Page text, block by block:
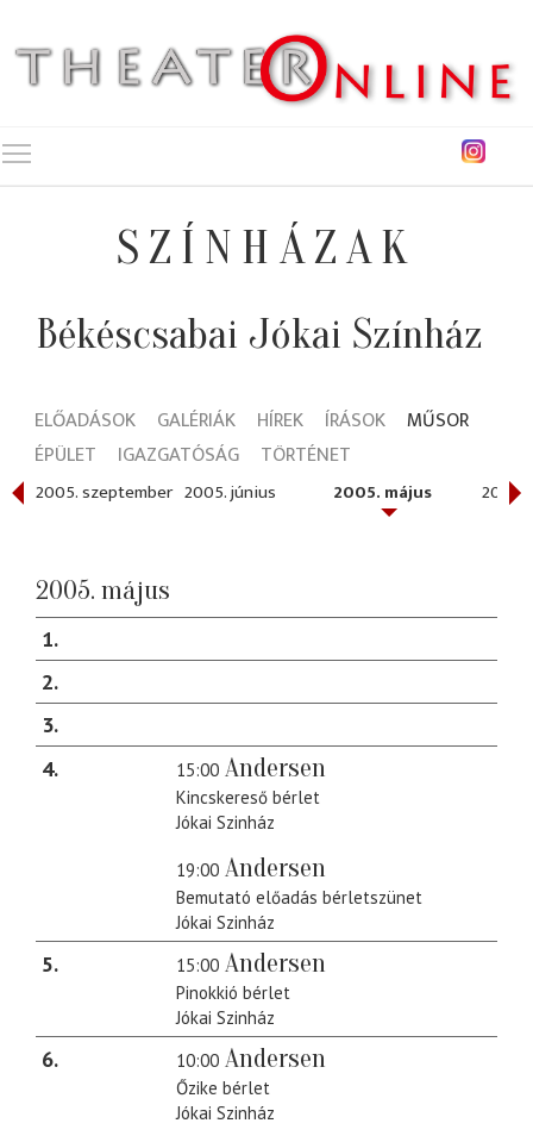
SZÍNHÁZAK
Békéscsabai Jókai Színház
ELŐADÁSOK GALÉRIÁK HÍREK ÍRÁSOK
MŰSOR
ÉPÜLET
IGAZGATÓSÁG TÖRTÉNET
2005. szeptember 2005. június 2005. május 2005.
2005. május
1
2
3
4
15:00 Andersen
Kincskereső bérlet
Jókai Szinház
19:00 Andersen
Bemutató előadás bérletszünet
Jókai Szinház
5 15:00 Andersen
Pinokkió bérlet
Jókai Szinház
6 10:00 Andersen
Őzike bérlet
Jókai Szinház